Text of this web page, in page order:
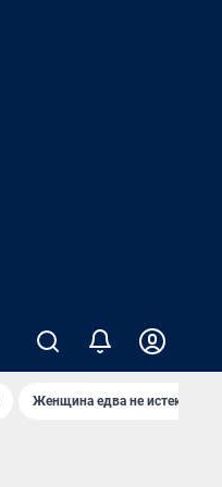
Женщина едва не истекла